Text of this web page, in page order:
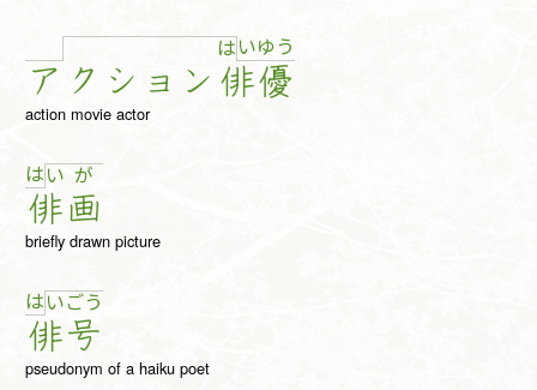
ア ク ショ ン
は い
俳
ゆ う
優
action movie actor
は い
俳
が
画
briefly drawn picture
はい
俳
ごう
号
pseudonym of a haiku poet